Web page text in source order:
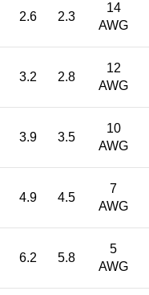
2.6 2.3
14
AWG
3.2 2.8
12
AWG
3.9 3.5
10
AWG
4.9 4.5
7
AWG
6.2 5.8
5
AWG